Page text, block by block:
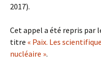
2017).
Cet appel a été repris par
titre « Paix. Les
nucléaire ».